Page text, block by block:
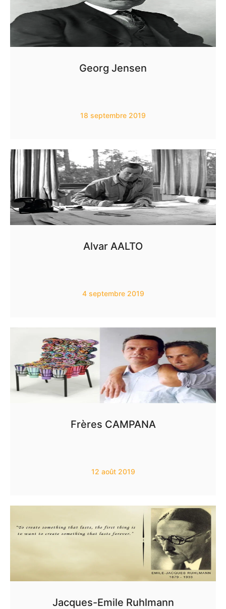
Georg Jensen
18 septembre 2019
Alvar AALTO
4 septembre 2019
Frères CAMPANA
12 août 2019
Jacques-Emile Ruhlmann